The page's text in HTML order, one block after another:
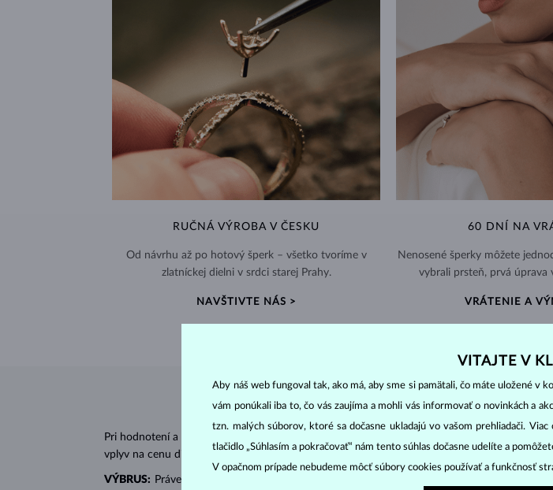
RUČNÁ VÝROBA V ČESKU
Od návrhu až po hotový šperk – všetko tvoríme v
zlatníckej dielni v srdci starej Prahy.
NAVŠTIVTE NÁS >
60 DNÍ NA
Nenosené šperky môžete
vybrali prsteň, prvá úprava
VRÁTENIE A
Pri hodnotení a certifikácii
vplyv na cenu diamantu.
VÝBRUS: Práve správny výbrus dodáva diamantu jeho oslnivý lesk. Najobľúbenejší je
VITAJTE V
Aby náš web fungoval tak, ako má, aby sme si pamätali, čo máte uložené v
vám ponúkali iba to, čo vás zaujíma a mohli vás informovať o novinkách a
tzn. malých súborov, ktoré sa dočasne ukladajú vo vašom prehliadači.
tlačidlo „Súhlasím a pokračovať“ nám tento súhlas dočasne udelíte a
V opačnom prípade nebudeme môcť súbory cookies používať a funkčnosť